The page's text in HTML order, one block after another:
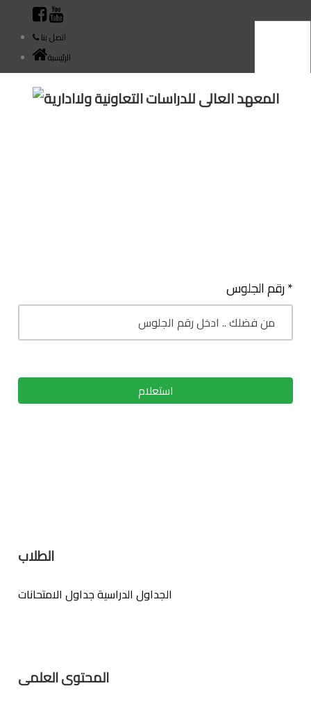
اتصل بنا
الرئيسية
رقم الجلوس *
استعلام
الطلاب
الجداول الدراسيةجداول الامتحانات
المحتوى العلمى